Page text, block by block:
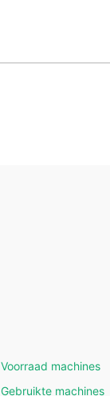
Voorraad machines
Gebruikte machines